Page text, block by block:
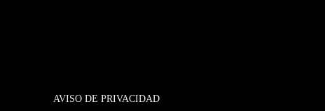
AVISO DE PRIVACIDAD